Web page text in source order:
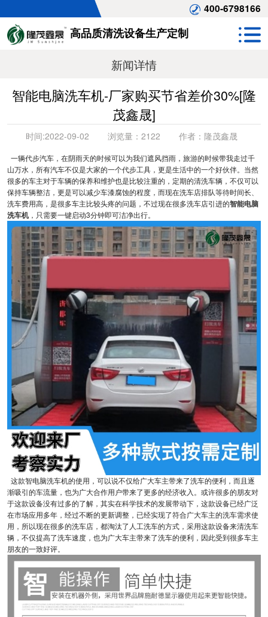
400-6798166
高品质清洗设备生产定制
新闻详情
智能电脑洗车机-厂家购买节省差价30%[隆
茂鑫晟]
时间:2022-09-02 浏览量： 2122 作者： 隆茂鑫晟
一辆代步汽车，在阴雨天的时候可以为我们遮风挡雨，旅游的时候带我走过千
山万水，所有汽车不仅是大家的一个代步工具，更是生活中的一个好伙伴。当然
很多的车主对于车辆的保养和维护也是比较注重的，定期的清洗车辆，不仅可以
保持车辆整洁，更是可以减少车漆腐蚀的程度，而现在洗车店排队等待时间长、
洗车费用高，是很多车主比较头疼的问题，不过现在很多洗车店引进的智能电脑
洗车机，只需要一键启动3分钟即可洁净出行。
这款智电脑洗车机的使用，可以说不仅给广大车主带来了洗车的便利，而且逐
渐吸引的车流量，也为广大合作用户带来了更多的经济收入。或许很多的朋友对
于这款设备没有过多的了解，其实在科学技术的发展带动下，这款设备已经广泛
在市场应用多年，经过不断的更新调整，已经实现了符合广大车主的洗车需求使
用，所以现在很多的洗车店，都淘汰了人工洗车的方式，采用这款设备来清洗车
辆，不仅提高了洗车速度，也为广大车主带来了洗车的便利，因此受到很多车主
朋友的一致好评。